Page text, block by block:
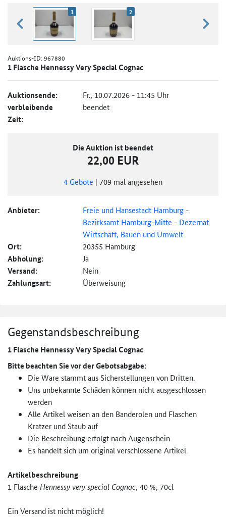
zurück blättern
1 2
Auktions-ID:967880
1 Flasche Hennessy Very Special Cognac
Auktionsende: Fr., 10.07.2026 - 11:45 Uhr
verbleibende
Zeit:
beendet
Die Auktion ist beendet
22,00 EUR
4 Gebote | 709 mal angesehen
Anbieter:
Freie und Hansestadt Hamburg -
Bezirksamt Hamburg-Mitte - Dezernat
Wirtschaft, Bauen und Umwelt
Ort: 20355 Hamburg
Abholung: Ja
Versand: Nein
Zahlungsart: Überweisung
Gegenstandsbeschreibung
1 Flasche Hennessy Very Special Cognac
Bitte beachten Sie vor der Gebotsabgabe:
Die Ware stammt aus Sicherstellungen von Dritten.
Uns unbekannte Schäden können nicht ausgeschlossen
werden
Alle Artikel weisen an den Banderolen und Flaschen
Kratzer und Staub auf
Die Beschreibung erfolgt nach Augenschein
Es handelt sich um original verschlossene Artikel
Artikelbeschreibung
1 Flasche Hennessy very special Cognac, 40 %, 70cl
Ein Versand ist nicht möglich!